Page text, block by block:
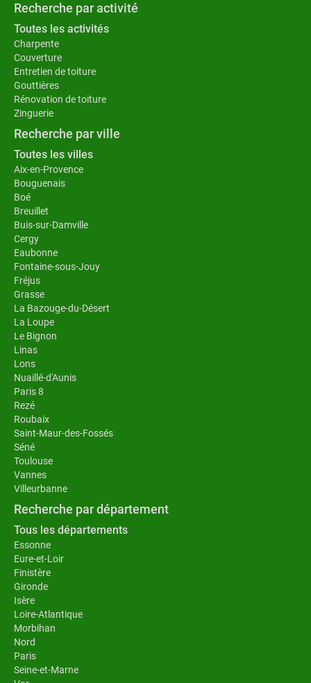
Recherche par activité
Toutes les activités
Charpente
Couverture
Entretien de toiture
Gouttières
Rénovation de toiture
Zinguerie
Recherche par ville
Toutes les villes
Aix-en-Provence
Bouguenais
Boé
Breuillet
Buis-sur-Damville
Cergy
Eaubonne
Fontaine-sous-Jouy
Fréjus
Grasse
La Bazouge-du-Désert
La Loupe
Le Bignon
Linas
Lons
Nuaillé-d'Aunis
Paris 8
Rezé
Roubaix
Saint-Maur-des-Fossés
Séné
Toulouse
Vannes
Villeurbanne
Recherche par département
Tous les départements
Essonne
Eure-et-Loir
Finistère
Gironde
Isère
Loire-Atlantique
Morbihan
Nord
Paris
Seine-et-Marne